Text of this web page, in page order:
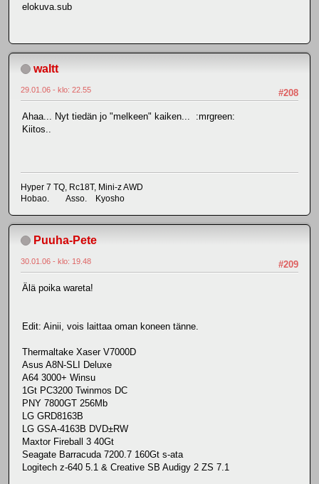
elokuva.sub
waltt
#208
29.01.06 - klo: 22.55
Ahaa... Nyt tiedän jo "melkeen" kaiken... :mrgreen:
Kiitos..
Hyper 7 TQ, Rc18T, Mini-z AWD
Hobao. Asso. Kyosho
Puuha-Pete
#209
30.01.06 - klo: 19.48
Älä poika wareta!
Edit: Ainii, vois laittaa oman koneen tänne.
Thermaltake Xaser V7000D
Asus A8N-SLI Deluxe
A64 3000+ Winsu
1Gt PC3200 Twinmos DC
PNY 7800GT 256Mb
LG GRD8163B
LG GSA-4163B DVD±RW
Maxtor Fireball 3 40Gt
Seagate Barracuda 7200.7 160Gt s-ata
Logitech z-640 5.1 & Creative SB Audigy 2 ZS 7.1